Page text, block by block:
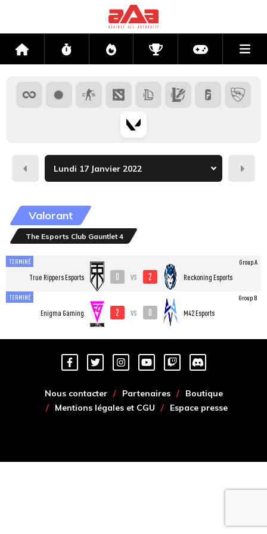
Accueil Flux Directs CompétitionsActu jeux
Hier
Valorant
The Esports Club Gauntlet 4
TERMINÉ
True Rippers Esports 0 vs 2 Reckoning Esports
Group A
TERMINÉ
Enigma Gaming 2 vs 0 M42 Esports
Group B
Nous contacter Partenaires
Boutique
Mentions légales et CGU
Espace presse